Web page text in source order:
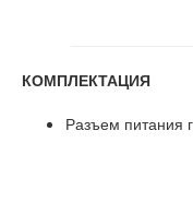
КОМПЛЕКТАЦИЯ
Разъем питания